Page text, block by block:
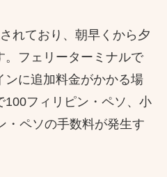
れており、朝早くから夕
。​フェリーターミナルで
ンに追加料金がかかる場
フィリピン・ペソ、小
・ペソの手数料が発生す